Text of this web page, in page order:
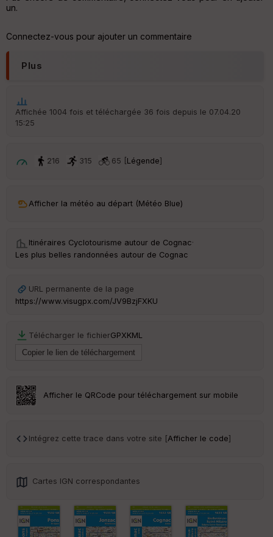
un.
Connectez-vous pour ajouter un commentaire
Plus
Affichée 1004 fois et téléchargée 36 fois depuis le 07.04.20
15:25
216 315 65 [Légende]
Afficher la météo au départ (Météo Blue)
Itinéraires Cyclotourisme autour de Cognac·
Les plus belles randonnées autour de Cognac
URL permanente de la page
https://www.visugpx.com/JV9BzjFXKU
Télécharger le fichierGPXKML
Afficher le QRCode pour téléchargement sur mobile
Intégrez cette trace dans votre site [Afficher le code]
Cartes IGN correspondantes